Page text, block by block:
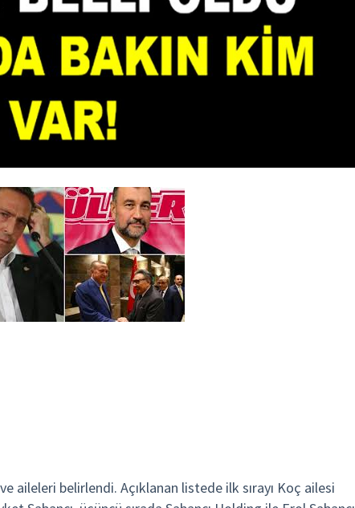
aileleri belirlendi. Açıklanan listede ilk sırayı Koç ailesi